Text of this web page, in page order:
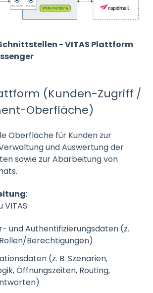
- VITAS Plattform
(Kunden-Zugriff /
Oberfläche)
Oberfläche für Kunden zur
und Auswertung der
sowie zur Abarbeitung von
:
VITAS:
und Authentifizierungsdaten (z.
Rollen/Berechtigungen)
(z. B. Szenarien,
Öffnungszeiten, Routing,